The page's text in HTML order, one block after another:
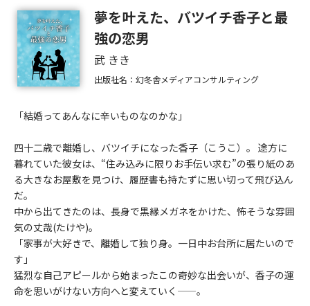
夢を叶えた、バツイチ香子と最
強の恋男
武 きき
出版社名：幻冬舎メディアコンサルティング
「結婚ってあんなに辛いものなのかな」
四十二歳で離婚し、バツイチになった香子（こうこ）。 途方に
暮れていた彼女は、“住み込みに限りお手伝い求む”の張り紙のあ
る大きなお屋敷を見つけ、履歴書も持たずに思い切って飛び込ん
だ。
中から出てきたのは、長身で黒縁メガネをかけた、怖そうな雰囲
気の丈哉(たけや)。
「家事が大好きで、離婚して独り身。一日中お台所に居たいので
す」
猛烈な自己アピールから始まったこの奇妙な出会いが、香子の運
命を思いがけない方向へと変えていく——。